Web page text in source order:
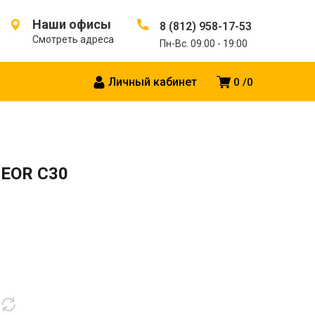
Наши офисы
Смотреть адреса
8 (812) 958-17-53
Пн-Вс. 09:00 - 19:00
0 0
Личный кабинет
C30